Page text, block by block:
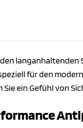
langanhaltenden
für den
ein Gefühl von